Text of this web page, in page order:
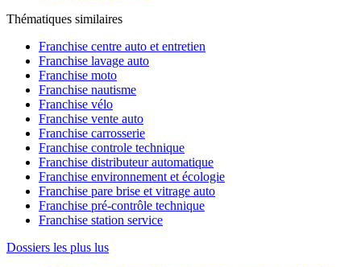
Thématiques similaires
Franchise centre auto et entretien
Franchise lavage auto
Franchise moto
Franchise nautisme
Franchise vélo
Franchise vente auto
Franchise carrosserie
Franchise controle technique
Franchise distributeur automatique
Franchise environnement et écologie
Franchise pare brise et vitrage auto
Franchise pré-contrôle technique
Franchise station service
Dossiers les plus lus